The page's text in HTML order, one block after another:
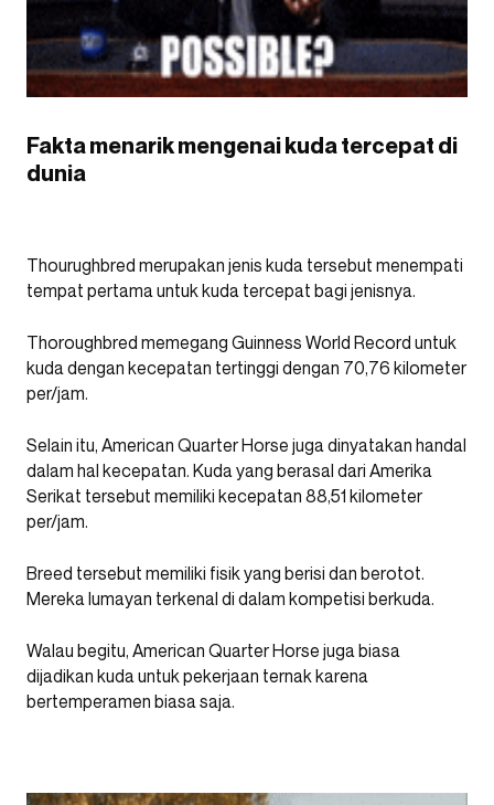
Fakta menarik mengenai kuda tercepat di
dunia
Thourughbred merupakan jenis kuda tersebut menempati
tempat pertama untuk kuda tercepat bagi jenisnya.
Thoroughbred memegang Guinness World Record untuk
kuda dengan kecepatan tertinggi dengan 70,76 kilometer
per/jam.
Selain itu, American Quarter Horse juga dinyatakan handal
dalam hal kecepatan. Kuda yang berasal dari Amerika
Serikat tersebut memiliki kecepatan 88,51 kilometer
per/jam.
Breed tersebut memiliki fisik yang berisi dan berotot.
Mereka lumayan terkenal di dalam kompetisi berkuda.
Walau begitu, American Quarter Horse juga biasa
dijadikan kuda untuk pekerjaan ternak karena
bertemperamen biasa saja.